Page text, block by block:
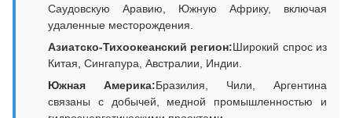
Саудовскую Аравию, Южную Африку, включая
удаленные месторождения.
Азиатско-Тихоокеанский регион:Широкий спрос из
Китая, Сингапура, Австралии, Индии.
Южная Америка:Бразилия, Чили, Аргентина
связаны с добычей, медной промышленностью и